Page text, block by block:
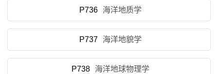
P736 海洋地质学
P737 海洋地貌学
P738 海洋地球物理学